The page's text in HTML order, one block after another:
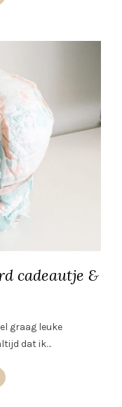
cadeautje &
graag leuke
dat ik…